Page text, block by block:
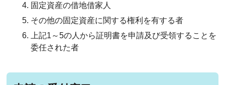
固定資産の借地借家人
その他の固定資産に関する権利を有する者
上記1～5の人から証明書を申請及び受領することを
委任された者